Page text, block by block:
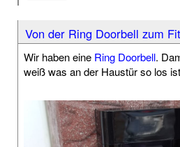
Von der Ring Doorbell zum
Wir haben eine Ring Doorbell.
weiß was an der Haustür so los